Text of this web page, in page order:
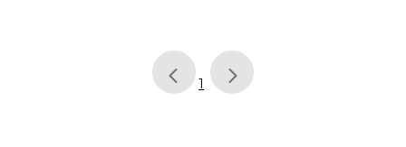
page
1 of 1, currently selected